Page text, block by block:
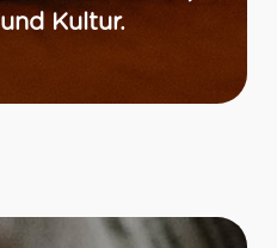
Kultur.